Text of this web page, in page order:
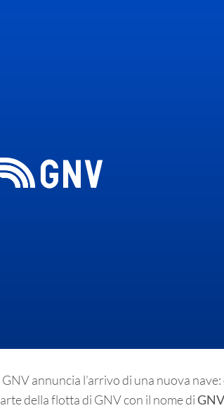
GNV annuncia l’arrivo di una nuova
della flotta di GNV con il nome di